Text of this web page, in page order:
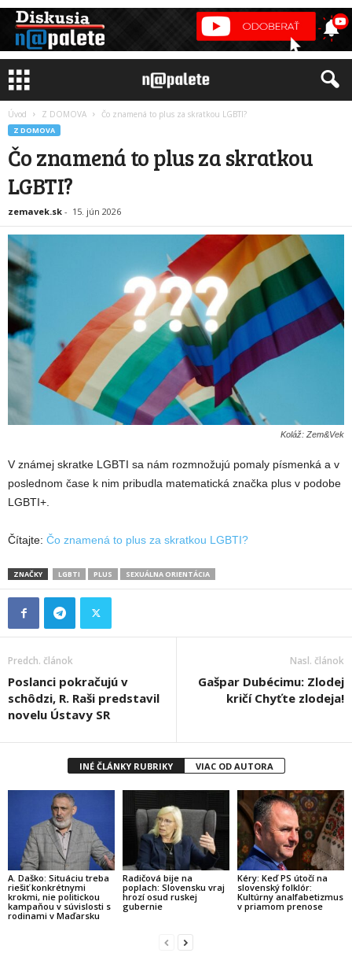
Úvod Z DOMOVA Čo znamená to plus za skratkou LGBTI?
Z DOMOVA
Čo znamená to plus za skratkou
LGBTI?
zemavek.sk - 15. jún 2026
Koláž: Zem&Vek
V známej skratke LGBTI sa nám rozmnožujú pomaly písmenká a v
poslednom čase k nim pribudla matematická značka plus v podobe
LGBTI+.
Čítajte: Čo znamená to plus za skratkou LGBTI?
ZNAČKY LGBTI PLUS SEXUÁLNA ORIENTÁCIA
Predch. článok
Poslanci pokračujú v
schôdzi, R. Raši predstavil
novelu Ústavy SR
Nasl. článok
Gašpar Dubécimu: Zlodej
kričí Chyťte zlodeja!
INÉ ČLÁNKY RUBRIKY VIAC OD AUTORA
A. Daško: Situáciu treba
riešiť konkrétnymi
krokmi, nie politickou
kampaňou v súvislosti s
rodinami v Maďarsku
Radičová bije na
poplach: Slovensku vraj
hrozí osud ruskej
gubernie
Kéry: Keď PS útočí na
slovenský folklór:
Kultúrny analfabetizmus
v priamom prenose